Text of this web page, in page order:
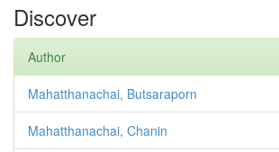
Discover
Author
Mahatthanachai, Butsaraporn
Mahatthanachai, Chanin